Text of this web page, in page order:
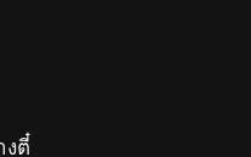
งตี๋